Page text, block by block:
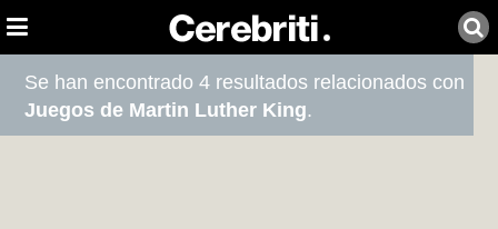
Se han encontrado 4 resultados relacionados con
Juegos de Martin Luther King.